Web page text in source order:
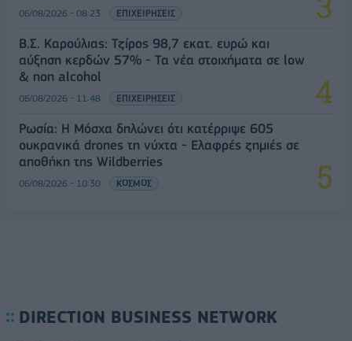
06/08/2026 - 08:23 ΕΠΙΧΕΙΡΗΣΕΙΣ
Β.Σ. Καρούλιας: Τζίρος 98,7 εκατ. ευρώ και
αύξηση κερδών 57% - Τα νέα στοιχήματα σε low
& non alcohol
06/08/2026 - 11:48 ΕΠΙΧΕΙΡΗΣΕΙΣ
Ρωσία: Η Μόσχα δηλώνει ότι κατέρριψε 605
ουκρανικά drones τη νύχτα - Ελαφρές ζημιές σε
αποθήκη της Wildberries
06/08/2026 - 10:30 ΚΟΣΜΟΣ
DIRECTION BUSINESS NETWORK